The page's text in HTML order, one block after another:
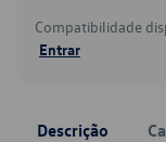
Compatibilidade
Entrar
Descrição